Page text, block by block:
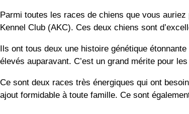
Parmi toutes les races de chiens que vous
Kennel Club (AKC). Ces deux chiens sont
Ils ont tous deux une histoire génétique
élevés auparavant. C’est un grand mérite pour
Ce sont deux races très énergiques qui ont
ajout formidable à toute famille. Ce sont